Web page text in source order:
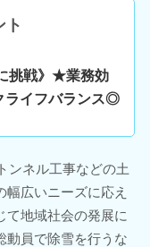
ト
挑戦》★業務効
ライフバランス◎
ンネル工事などの土
広いニーズに応え
て地域社会の発展に
動員で除雪を行うな